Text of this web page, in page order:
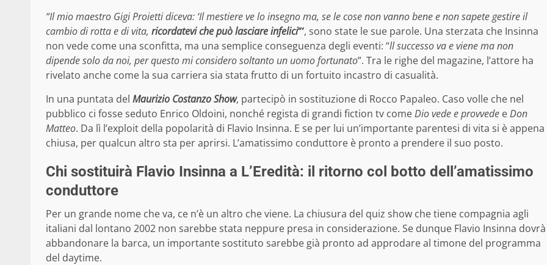
“Il mio maestro Gigi Proietti diceva: ‘Il mestiere ve lo insegno ma, se le cose non vanno bene e non sapete gestire il
cambio di rotta e di vita, ricordatevi che può lasciare infelici‘”, sono state le sue parole. Una sterzata che Insinna
non vede come una sconfitta, ma una semplice conseguenza degli eventi: “ll successo va e viene ma non
dipende solo da noi, per questo mi considero soltanto un uomo fortunato”. Tra le righe del magazine, l’attore ha
rivelato anche come la sua carriera sia stata frutto di un fortuito incastro di casualità.
In una puntata del Maurizio Costanzo Show, partecipò in sostituzione di Rocco Papaleo. Caso volle che nel
pubblico ci fosse seduto Enrico Oldoini, nonché regista di grandi fiction tv comeDio vede e provvede eDon
Matteo. Da lì l’exploit della popolarità di Flavio Insinna. E se per lui un’importante parentesi di vita si è appena
chiusa, per qualcun altro sta per aprirsi. L’amatissimo conduttore è pronto a prendere il suo posto.
Chi sostituirà Flavio Insinna a L’Eredità: il ritorno col botto dell’amatissimo
conduttore
Per un grande nome che va, ce n’è un altro che viene. La chiusura del quiz show che tiene compagnia agli
italiani dal lontano 2002 non sarebbe stata neppure presa in considerazione. Se dunque Flavio Insinna dovrà
abbandonare la barca, un importante sostituto sarebbe già pronto ad approdare al timone del programma
del daytime.